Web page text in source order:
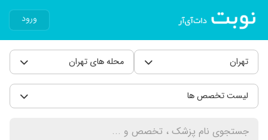
ورود
تهران محله های تهران
لیست تخصص ها